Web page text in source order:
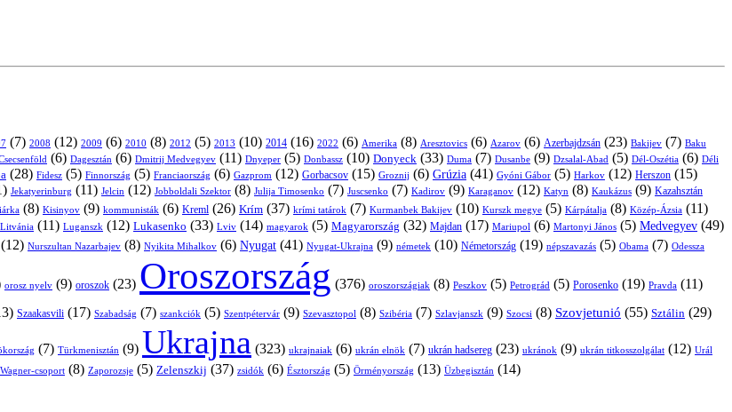
(7) 2008 (12) 2009 (6) 2010 (8) 2012 (5) 2013 (10) 2014 (16) 2022 (6) Amerika (8) Aresztovics (6) Azarov (6) Azerbajdzsán (23) Bakijev (7) Baku
(6) Dagesztán (6) Dmitrij Medvegyev (11) Dnyeper (5) Donbassz (10) Donyeck (33) Duma (7) Dusanbe (9) Dzsalal-Abad (5) Dél-Oszétia (6) Déli
(28) Fidesz (5) Finnország (5) Franciaország (6) Gazprom (12) Gorbacsov (15) Groznij (6) Grúzia (41) Gyóni Gábor (5) Harkov (12) Herszon (15)
Jekatyerinburg (11) Jelcin (12) Jobboldali Szektor (8) Julija Timosenko (7) Juscsenko (7) Kadirov (9) Karaganov (12) Katyn (8) Kaukázus (9) Kazahsztán
(8) Kisinyov (9) kommunisták (6) Kreml (26) Krím (37) krími tatárok (7) Kurmanbek Bakijev (10) Kurszk megye (5) Kárpátalja (8) Közép-Ázsia (11)
Litvánia (11) Luganszk (12) Lukasenko (33) Lviv (14) magyarok (5) Magyarország (32) Majdan (17) Mariupol (6) Martonyi János (5) Medvegyev (49)
(12) Nurszultan Nazarbajev (8) Nyikita Mihalkov (6) Nyugat (41) Nyugat-Ukrajna (9) németek (10) Németország (19) népszavazás (5) Obama (7) Odessza
orosz nyelv (9) oroszok (23) Oroszország (376) oroszországiak (8) Peszkov (5) Petrográd (5) Porosenko (19) Pravda (11)
Szaakasvili (17) Szabadság (7) szankciók (5) Szentpétervár (9) Szevasztopol (8) Szibéria (7) Szlavjanszk (9) Szocsi (8) Szovjetunió (55) Sztálin (29)
(7) Türkmenisztán (9) Ukrajna (323) ukrajnaiak (6) ukrán elnök (7) ukrán hadsereg (23) ukránok (9) ukrán titkosszolgálat (12) Urál
Wagner-csoport (8) Zaporozsje (5) Zelenszkij (37) zsidók (6) Észtország (5) Örményország (13) Üzbegisztán (14)